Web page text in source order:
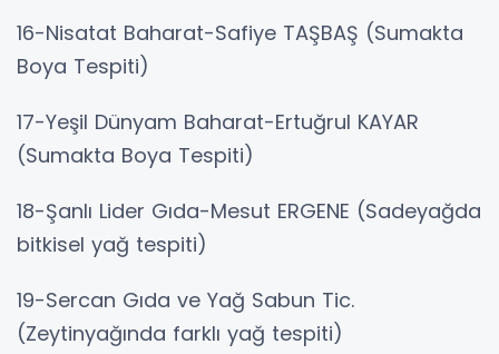
16-Nisatat Baharat-Safiye TAŞBAŞ (Sumakta
Boya Tespiti)
17-Yeşil Dünyam Baharat-Ertuğrul KAYAR
(Sumakta Boya Tespiti)
18-Şanlı Lider Gıda-Mesut ERGENE (Sadeyağda
bitkisel yağ tespiti)
19-Sercan Gıda ve Yağ Sabun Tic.
(Zeytinyağında farklı yağ tespiti)